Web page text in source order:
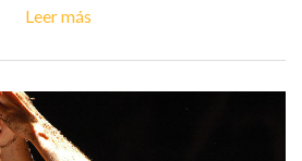
Leer más